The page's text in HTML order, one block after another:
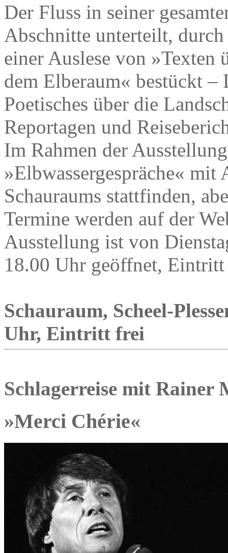
Der Fluss in seiner
Abschnitte unterteilt,
einer Auslese von »Texten
dem Elberaum« bestückt
Poetisches über die
Reportagen und
Im Rahmen der
»Elbwassergespräche«
Schauraums stattfinden,
Termine werden auf der
Ausstellung ist von
18.00 Uhr geöffnet,
Schauraum, Scheel-
Uhr, Eintritt frei
Schlagerreise mit Rainer
»Merci Chérie«